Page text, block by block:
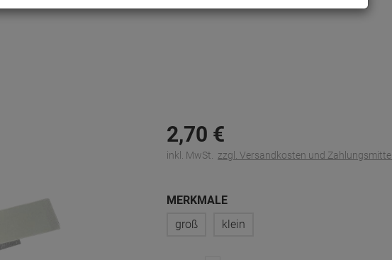
2,70 €
inkl. MwSt. zzgl. Versandkosten und Zahlungsmittel
MERKMALE
groß
klein